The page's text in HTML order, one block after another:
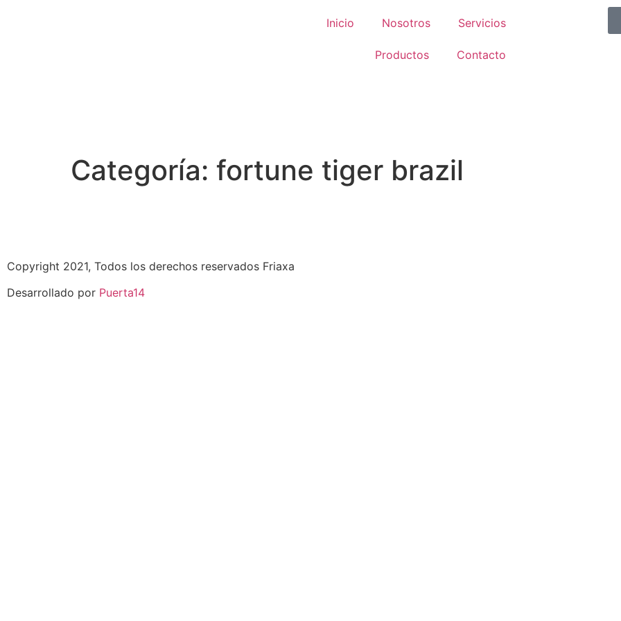
Inicio Nosotros Servicios
Productos Contacto
Categoría: fortune tiger brazil
Copyright 2021, Todos los derechos reservados Friaxa
Desarrollado por Puerta14